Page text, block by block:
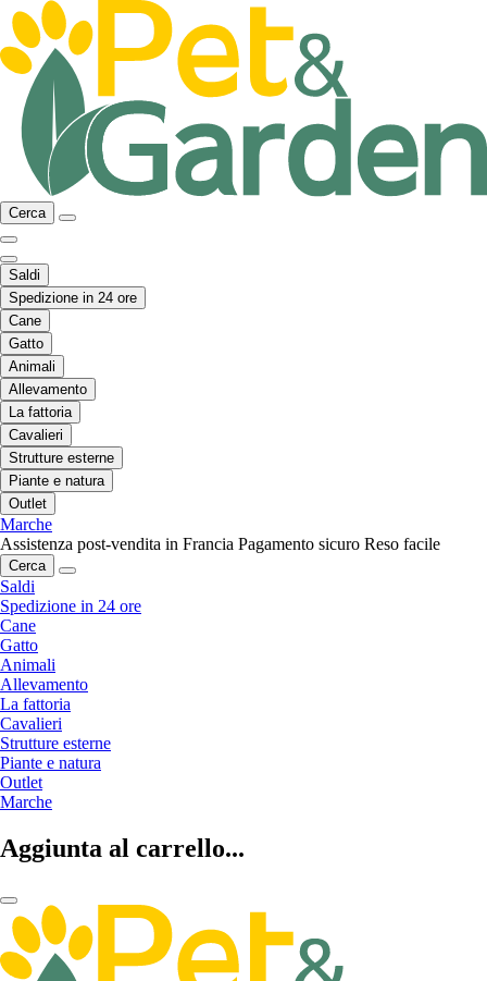
Cerca
Saldi
Spedizione in 24 ore
Cane
Gatto
Animali
Allevamento
La fattoria
Cavalieri
Strutture esterne
Piante e natura
Outlet
Marche
Assistenza post-vendita in Francia Pagamento sicuro Reso facile
Cerca
Saldi
Spedizione in 24 ore
Cane
Gatto
Animali
Allevamento
La fattoria
Cavalieri
Strutture esterne
Piante e natura
Outlet
Marche
Aggiunta al carrello...